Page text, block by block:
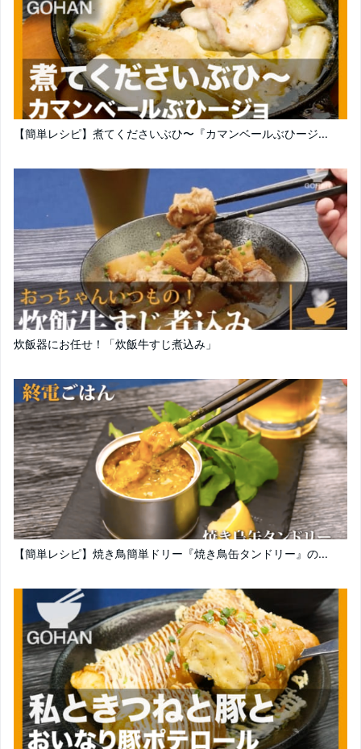
【簡単レシピ】煮てくださいぶひ〜『カマンベールぶひージ...
炊飯器にお任せ！「炊飯牛すじ煮込み」
【簡単レシピ】焼き鳥簡単ドリー『焼き鳥缶タンドリー』の...